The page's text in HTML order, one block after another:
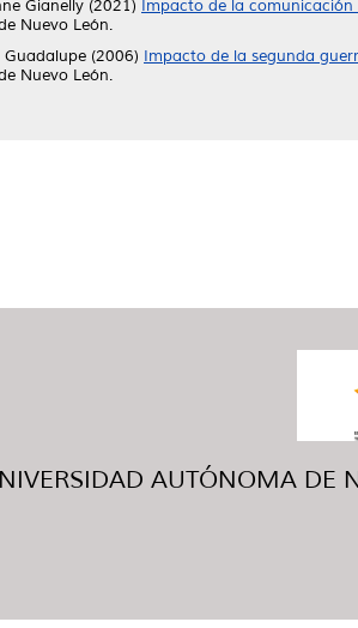
Gianelly (2021)
Impacto de la
Nuevo León.
(2006) Impacto de la segunda
Nuevo León.
AUTÓNOMA DE